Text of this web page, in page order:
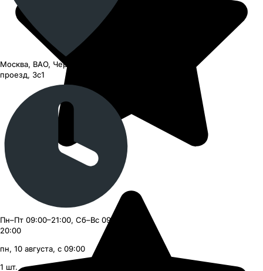
Москва, ВАО, Черницынский
проезд, 3с1
Пн–Пт 09:00–21:00, Сб–Вс 09:00–
20:00
пн, 10 августа, с 09:00
1 шт.